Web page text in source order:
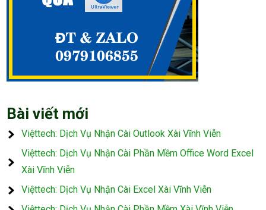
Bài viết mới
Việttech: Dịch Vụ Nhận Cài Outlook Xài Vĩnh Viễn
Việttech: Dịch Vụ Nhận Cài Phần Mềm Office Word Excel
Xài Vĩnh Viễn
Việttech: Dịch Vụ Nhận Cài Excel Xài Vĩnh Viễn